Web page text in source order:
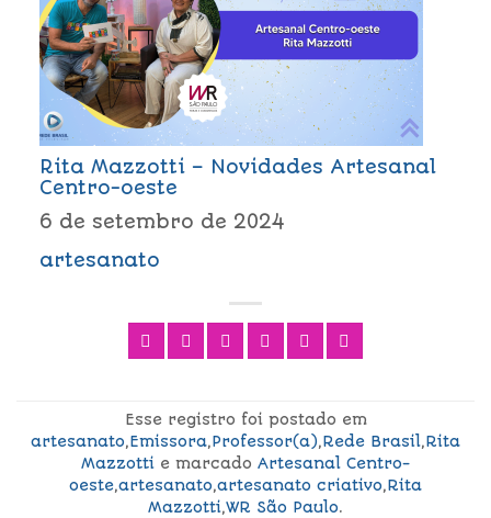
Rita Mazzotti – Novidades Artesanal
Centro-oeste
6 de setembro de 2024
artesanato
Esse registro foi postado em
artesanato,Emissora,Professor(a),Rede Brasil,Rita
Mazzotti e marcado Artesanal Centro-
oeste,artesanato,artesanato criativo,Rita
Mazzotti,WR São Paulo.